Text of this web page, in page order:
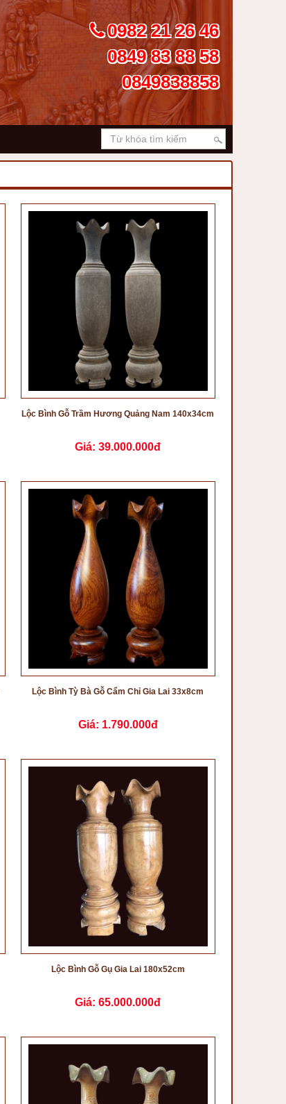
0982 21 26 46
0849 83 88 58
0849838858
Lộc Bình Gỗ Trầm Hương Quảng Nam 140x34cm
Giá:39.000.000đ
Lộc Bình Tỳ Bà Gỗ Cẩm Chỉ Gia Lai 33x8cm
Giá: 1.790.000đ
Lộc Bình Gỗ Gụ Gia Lai 180x52cm
Giá:65.000.000đ